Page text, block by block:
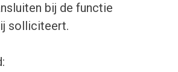
bij de functie
solliciteert.